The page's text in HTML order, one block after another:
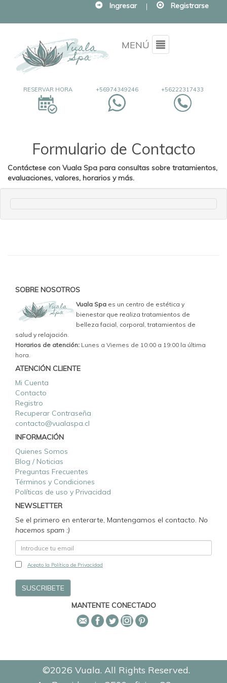
Ingresar | Registrarse
MENÚ Menu
+56222317433
+56974349246
RESERVAR HORA
Formulario de Contacto
Contáctese con Vuala Spa para consultas sobre tratamientos,
evaluaciones, valores, horarios y más.
SOBRE NOSOTROS
Vuala Spa es un centro de estética y
bienestar que realiza tratamientos de
belleza facial, corporal, tratamientos de
salud y relajación.
Horarios de atención: Lunes a Viernes de 10:00 a 19:00 la última
hora.
ATENCIÓN CLIENTE
Mi Cuenta
Contacto
Registro
Recuperar Contraseña
contacto@vualaspa.cl
INFORMACIÓN
Quienes Somos
Blog / Noticias
Preguntas Frecuentes
Términos y Condiciones
Políticas de uso y Privacidad
NEWSLETTER
Se el primero en enterarte, Mantengamos el contacto. No
hacemos spam :)
Acepto la Política de Privacidad
MANTENTE CONECTADO
©2026 Vuala. All Rights Reserved.